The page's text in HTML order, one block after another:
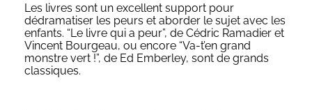
Les livres sont un excellent support pour
dédramatiser les peurs et aborder le sujet avec les
enfants. “Le livre qui a peur”, de Cédric Ramadier et
Vincent Bourgeau, ou encore “Va-t’en grand
monstre vert !”, de Ed Emberley, sont de grands
classiques.